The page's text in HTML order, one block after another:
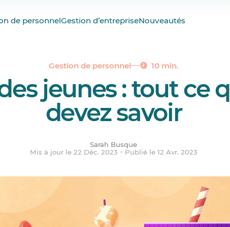
de personnelGestion d’entrepriseNouveautés
Gestion de personnel 10 min.
jeunes : tout ce
devez savoir
Sarah Busque
Mis à jour le 22 Déc. 2023
Publié le 12 Avr. 2023
place au Québec pour protéger les jeunes salariés
des jeunes
salariés